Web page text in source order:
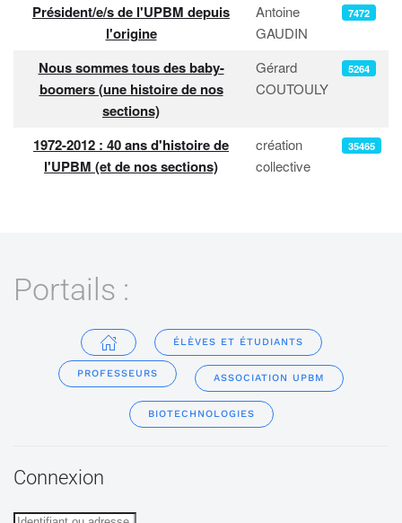
Président/e/s de l'UPBM depuis
l'origine
Antoine
GAUDIN
7472
Nous sommes tous des baby-
boomers (une histoire de nos
sections)
Gérard
COUTOULY
5264
1972-2012 : 40 ans d'histoire de
l'UPBM (et de nos sections)
création
collective
35465
Portails :
ÉLÈVES ET ÉTUDIANTS
PROFESSEURS ASSOCIATION UPBM
BIOTECHNOLOGIES
Connexion